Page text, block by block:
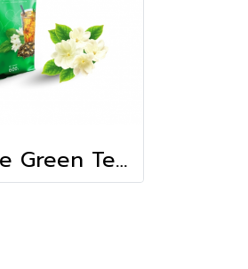
Jasmine Green Tea-Loose tea (Tenju)(600ก.)